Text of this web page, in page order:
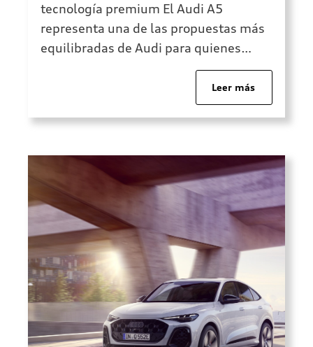
tecnología premium El Audi A5
representa una de las propuestas más
equilibradas de Audi para quienes
buscan deportividad, diseño
sofisticado y tecnología premium en un
mismo vehículo. Es un modelo pensado
para conductores que quieren algo más
presencia, confort, dinamismo y una
experiencia de conducción […]
Leer más